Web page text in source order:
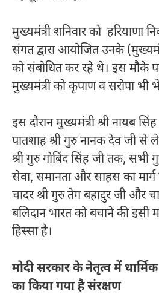
मुख्यमंत्री शनिवार को हरियाणा
संगत द्वारा आयोजित उनके
को संबोधित कर रहे थे। इस मौके
मुख्यमंत्री को कृपाण व सरोपा भी
इस दौरान मुख्यमंत्री श्री नायब
पातशाह श्री गुरु नानक देव जी से
श्री गुरु गोबिंद सिंह जी तक,
सेवा, समानता और साहस का मार्ग
चादर श्री गुरु तेग बहादुर जी और
बलिदान भारत को बचाने की इसी
हिस्सा है।
मोदी सरकार के नेतृत्व में
का किया गया है संरक्षण